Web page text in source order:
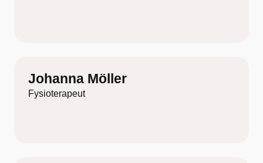
Johanna Möller
Fysioterapeut